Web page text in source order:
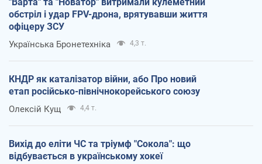
обстріл і удар FPV-дрона, врятувавши життя
офіцеру ЗСУ
Українська Бронетехніка 4,3 т.
КНДР як каталізатор війни, або Про новий
етап російсько-північнокорейського союзу
Олексій Кущ 4,4 т.
Вихід до еліти ЧС та тріумф "Сокола": що
відбувається в українському хокеї